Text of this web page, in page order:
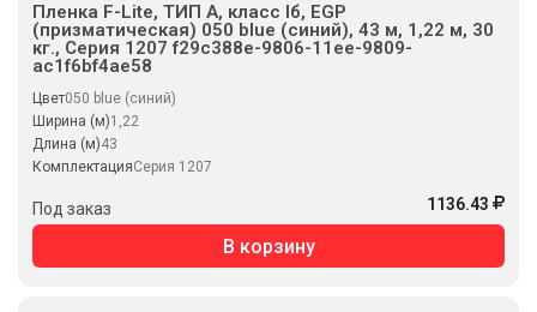
Пленка F-Lite, ТИП А, класс Iб, EGP
(призматическая) 050 blue (синий), 43 м, 1,22 м, 30
кг., Серия 1207 f29c388e-9806-11ee-9809-
ac1f6bf4ae58
Цвет050 blue (синий)
Ширина (м)1,22
Длина (м)43
КомплектацияСерия 1207
Под заказ 1136.43
В корзину